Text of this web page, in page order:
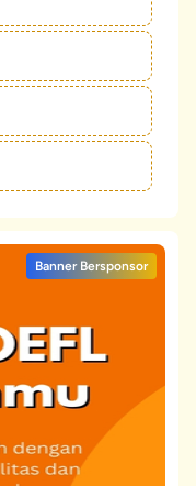
Banner Bersponsor